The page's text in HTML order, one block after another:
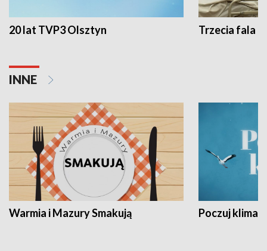
20 lat TVP3 Olsztyn Trzecia fala -
INNE
Warmia i Mazury Smakują Poczuj klimat